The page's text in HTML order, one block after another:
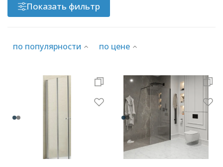
Показать фильтр
по популярности по цене